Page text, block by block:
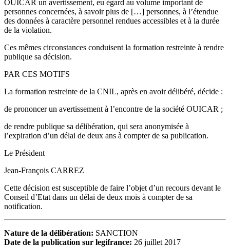
OUICAR un avertissement, eu égard au volume important de
personnes concernées, à savoir plus de […] personnes, à l’étendue
des données à caractère personnel rendues accessibles et à la durée
de la violation.
Ces mêmes circonstances conduisent la formation restreinte à rendre
publique sa décision.
PAR CES MOTIFS
La formation restreinte de la CNIL, après en avoir délibéré, décide :
de prononcer un avertissement à l’encontre de la société OUICAR ;
de rendre publique sa délibération, qui sera anonymisée à
l’expiration d’un délai de deux ans à compter de sa publication.
Le Président
Jean-François CARREZ
Cette décision est susceptible de faire l’objet d’un recours devant le
Conseil d’Etat dans un délai de deux mois à compter de sa
notification.
Nature de la délibération: SANCTION
Date de la publication sur legifrance: 26 juillet 2017